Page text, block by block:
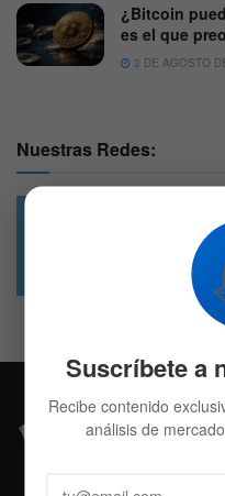
¿Bitcoin
es el que
3 DE AGOSTO
Nuestras Redes:
Suscríbete a
Recibe contenido
análisis de